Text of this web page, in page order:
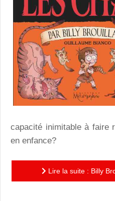
capacité inimitable à faire
en enfance?
Lire la suite : Billy